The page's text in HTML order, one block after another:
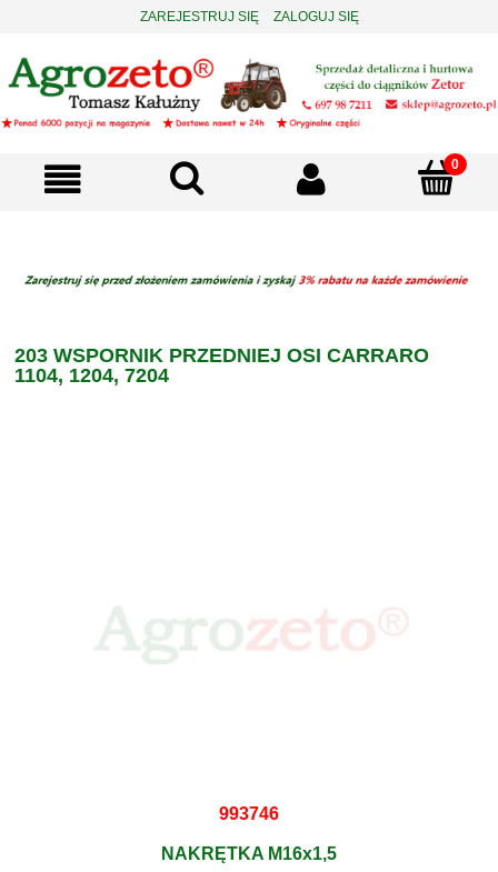
ZAREJESTRUJ SIĘ ZALOGUJ SIĘ
203 WSPORNIK PRZEDNIEJ OSI CARRARO
1104, 1204, 7204
993746
NAKRĘTKA M16x1,5